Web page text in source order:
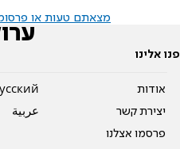
מצאתם טעות או
פנו אלינו
אודות
יצירת קשר
פרסמו אצלנו
عربية